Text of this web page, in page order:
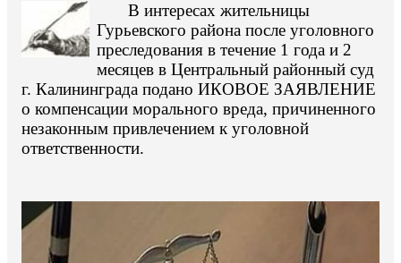
В интересах жительницы
Гурьевского района после уголовного
преследования в течение 1 года и 2
месяцев в Центральный районный суд
г. Калининграда подано ИКОВОЕ ЗАЯВЛЕНИЕ
о компенсации морального вреда, причиненного
незаконным привлечением к уголовной
ответственности.